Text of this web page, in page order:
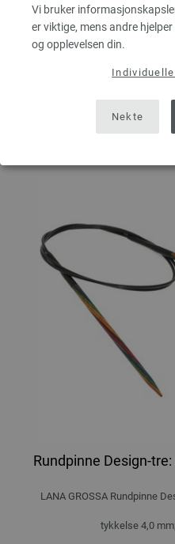
Vi bruker
er viktige, mens andre
og opplevelsen din.
Nekte
Rundpinne Design-
LANA GROSSA Rundpinne
tykkelse 4,0